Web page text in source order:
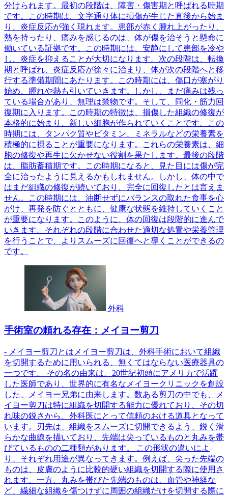
分けられます。最初の段階は、障害・傷害期と呼ばれる時期
です。この時期は、文字通り体に損傷が生じた直後から始ま
り、炎症反応が強く現れます。患部が赤く腫れ上がったり、
熱を持ったり、痛みを感じるのは、体が傷を治そうと懸命に
働いている証拠です。この時期には、安静にして患部を冷や
し、炎症を抑えることが大切になります。次の段階は、転換
期と呼ばれ、炎症反応が徐々に治まり、体が次の段階へと移
行する準備期間にあたります。この時期には、傷口が塞がり
始め、腫れや熱も引いていきます。しかし、まだ痛みは残っ
ている場合があり、無理は禁物です。そして、同化・筋力回
復期に入ります。この時期の特徴は、損傷した組織の修復が
本格的に始まり、新しい細胞が作られていくことです。この
時期には、タンパク質やビタミン、ミネラルなどの栄養素を
積極的に摂ることが重要になります。これらの栄養素は、細
胞の修復や再生に欠かせない役割を果たします。最後の段階
は、脂肪蓄積期です。この時期になると、見た目には傷が完
全に治ったように見えるかもしれません。しかし、体の中で
はまだ組織の修復が続いており、完全に回復したとは言えま
せん。この時期には、油断せずにバランスの取れた食事を心
がけ、再発を防ぐとともに、健康な状態を維持していくこと
が重要になります。このように、体の回復は段階的に進んで
いきます。それぞれの段階に合わせた適切な処置や栄養管理
を行うことで、よりスムーズに回復へと導くことができるの
です。
外科
手術室の頼れる存在：メイヨー剪刀
- メイヨー剪刀とはメイヨー剪刀は、外科手術において組織
を切開するために用いられる、無くてはならない医療器具の
一つです。 その名の由来は、20世紀初頭にアメリカで活躍
した医師であり、世界的に有名なメイヨークリニックを創設
した、メイヨー兄弟に由来します。数ある剪刀の中でも、メ
イヨー剪刀は特に組織を切開する能力に優れており、その切
れ味の鋭さから、外科医にとって信頼のおける道具となって
います。刃先は、組織をスムーズに切開できるよう、鋭く滑
らかな曲線を描いており、先端は尖っているものと丸みを帯
びているものの二種類があります。 この形状の違いによ
り、それぞれ用途が異なってきます。例えば、尖った先端の
ものは、皮膚のように比較的硬い組織を切開する際に使用さ
れます。一方、丸みを帯びた先端のものは、血管や神経な
ど、繊細な組織を傷つけずに周囲の組織だけを切開する際に